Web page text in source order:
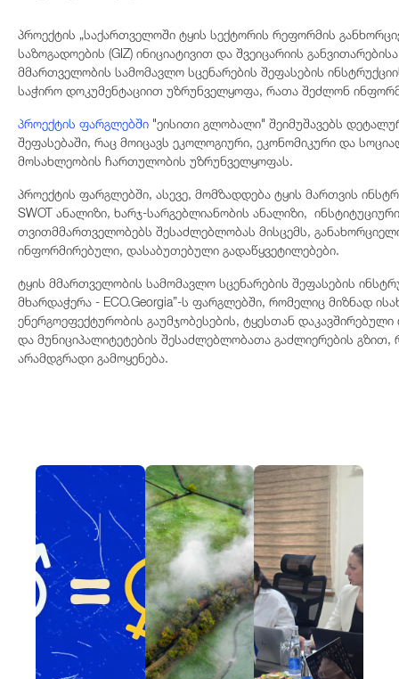
პროექტის „საქართველოში ტყის სექტორის რეფორმის
საზოგადოების (GIZ) ინიციატივით და შვეიცარიის
მმართველობის სამომავლო სცენარების შეფასების
საჭირო დოკუმენტაციით უზრუნველყოფა, რათა შეძლონ
პროექტის ფარგლებში "ეისითი გლობალი" შეიმუშავებს
შეფასებაში, რაც მოიცავს ეკოლოგიური, ეკონომიკური და
მოსახლეობის ჩართულობის უზრუნველყოფას.
პროექტის ფარგლებში, ასევე, მომზადდება ტყის მართვის
SWOT ანალიზი, ხარჯ-სარგებლიანობის ანალიზი,
თვითმმართველობებს შესაძლებლობას მისცემს,
ინფორმირებული, დასაბუთებული გადაწყვეტილებები.
ტყის მმართველობის სამომავლო სცენარების შეფასების
მხარდაჭერა - ECO.Georgia”-ს ფარგლებში, რომელიც მიზნად
ენერგოეფექტურობის გაუმჯობესების, ტყესთან
და მუნიციპალიტეტების შესაძლებლობათა გაძლიერების გზით,
არამდგრადი გამოყენება.